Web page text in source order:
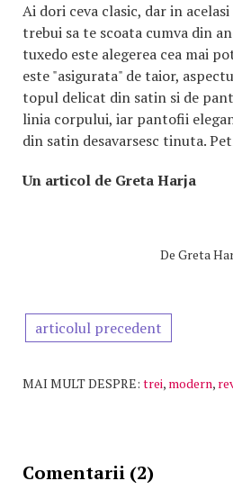
Ai dori ceva clasic, dar in
trebui sa te scoata cumva din
tuxedo este alegerea cea mai
este "asigurata" de taior,
topul delicat din satin si de
linia corpului, iar pantofii
din satin desavarsesc tinuta.
Un articol de Greta Harja
De Greta
articolul precedent
MAI MULT DESPRE: trei, modern,
Comentarii (2)